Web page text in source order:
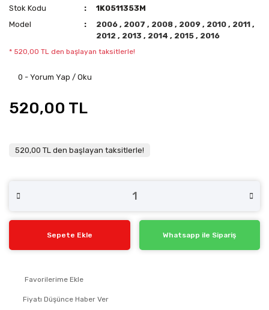
Stok Kodu
1K0511353M
Model
2006, 2007, 2008, 2009, 2010, 2011,
2012, 2013, 2014, 2015, 2016
* 520,00 TL den başlayan taksitlerle!
0 - Yorum Yap / Oku
520,00 TL
520,00 TL den başlayan taksitlerle!
Sepete Ekle Whatsapp ile Sipariş
Fiyatı Düşünce Haber Ver